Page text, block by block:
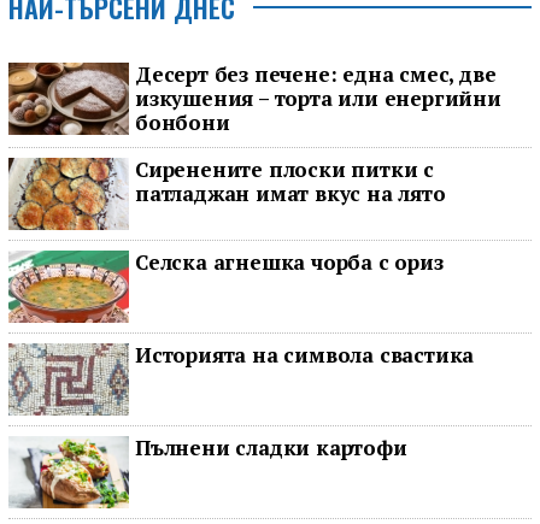
Десерт без печене: една смес, две
изкушения – торта или енергийни
бонбони
Сиренените плоски питки с
патладжан имат вкус на лято
Селска агнешка чорба с ориз
Историята на символа свастика
Пълнени сладки картофи